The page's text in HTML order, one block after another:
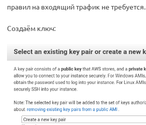
правил на входящий трафик не требуется.
Создаём ключ: